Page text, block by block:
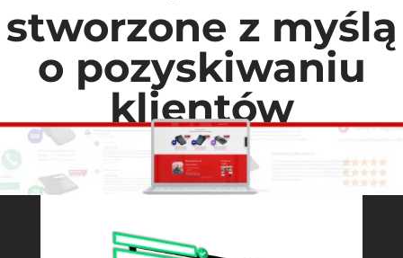
stworzone z myślą
o pozyskiwaniu
klientów